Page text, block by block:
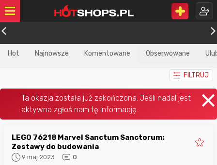
Hot Najnowsze Komentowane Obserwowane
FILTRUJ
LEGO 76218 Marvel Sanctum Sanctorum:
Zestawy do budowania
9 maj 2023 0